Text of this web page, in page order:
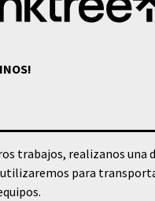
trabajos, realizanos una
para